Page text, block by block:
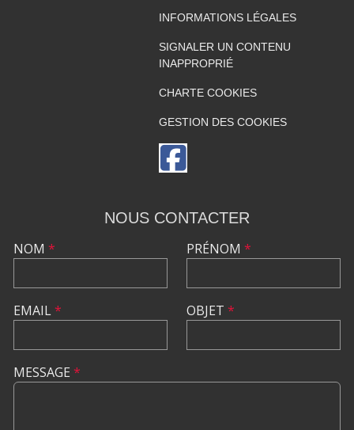
INFORMATIONS LÉGALES
SIGNALER UN CONTENU
INAPPROPRIÉ
CHARTE COOKIES
GESTION DES COOKIES
NOUS CONTACTER
NOM *
EMAIL*
PRÉNOM *
OBJET *
MESSAGE *